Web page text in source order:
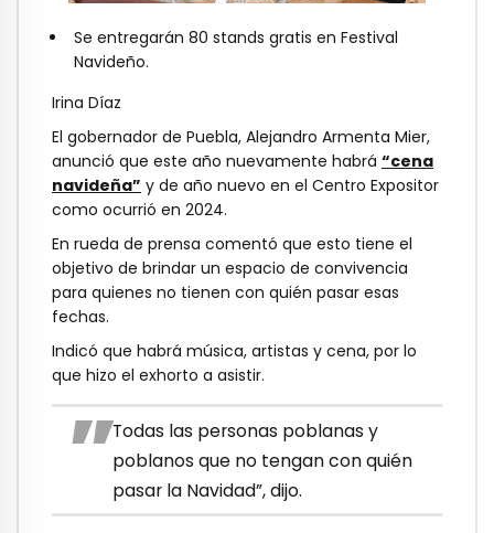
Se entregarán 80 stands gratis en Festival
Navideño.
Irina Díaz
El gobernador de Puebla, Alejandro Armenta Mier,
anunció que este año nuevamente habrá “cena
navideña” y de año nuevo en el Centro Expositor
como ocurrió en 2024.
En rueda de prensa comentó que esto tiene el
objetivo de brindar un espacio de convivencia
para quienes no tienen con quién pasar esas
fechas.
Indicó que habrá música, artistas y cena, por lo
que hizo el exhorto a asistir.
Todas las personas poblanas y
poblanos que no tengan con quién
pasar la Navidad”, dijo.